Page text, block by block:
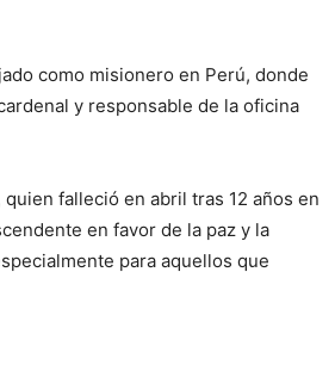
como misionero en Perú, donde
y responsable de la oficina
falleció en abril tras 12 años en
en favor de la paz y la
para aquellos que